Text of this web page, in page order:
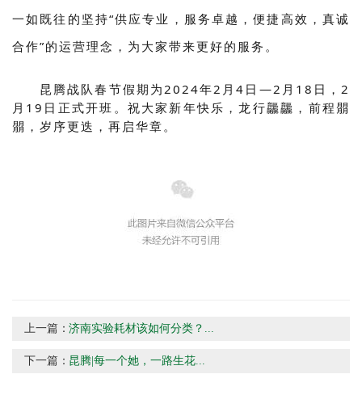
一如既往的坚持“供应专业，服务卓越，便捷高效，真诚
合作”的运营理念，为大家带来更好的服务。
昆腾战队春节假期为2024年2月4日—2月18日，2
月19日正式开班。祝大家新年快乐，龙行龘龘，前程朤
朤，岁序更迭，再启华章。
上一篇：济南实验耗材该如何分类？...
下一篇： 昆腾|每一个她，一路生花...